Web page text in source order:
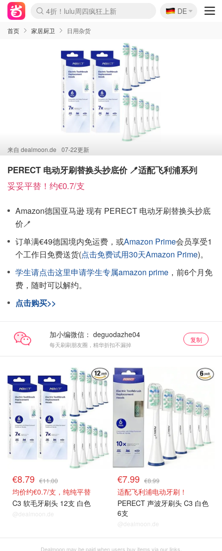
Boticinal 夏促开抢！
4折！lulu周四疯狂上新
还没结束！&OtherStories大促
Joybuy变相75折 随时失效
速领！Stanley独家85折
疑似霸哥！Camper额外叠85折
Zalando 奥莱闪促！每日更新
Moncler反季囤！5折起+叠9折
Coach Brooklyn仅€192
🇩🇪
DE
首页 家居厨卫 日用杂货
来自 dealmoon.de 07-22更新
PERECT 电动牙刷替换头抄底价 🪥适配飞利浦系列
妥妥平替！约€0.7/支
Amazon德国亚马逊 现有 PERECT 电动牙刷替换头抄底
价🪥
订单满€49德国境内免运费，或Amazon Prime会员享受1
个工作日免费送货(点击免费试用30天Amazon Prime)。
学生请点击这里申请学生专属amazon prime ，前6个月免
费，随时可以解约。
点击购买>>
加小编微信：
每天刷刷朋友圈，精华折扣不漏掉
复制
€8.79 €11.00
均价约€0.7/支，纯纯平替
C3 软毛牙刷头 12支 白色
@dealmoon.de
€7.99 €8.99
适配飞利浦电动牙刷！
PERECT 声波牙刷头 C3 白色
6支
@dealmoon.de
Dealmoon may be paid when users buy items via our links.